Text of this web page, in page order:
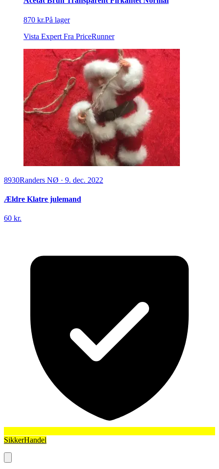
870 kr.På lager
Vista Expert Fra PriceRunner
8930Randers NØ · 9. dec. 2022
Ældre Klatre julemand
60 kr.
SikkerHandel